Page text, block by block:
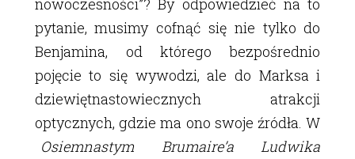
nowoczesności”? By odpowiedzieć na to
pytanie, musimy cofnąć się nie tylko do
Benjamina, od którego bezpośrednio
pojęcie to się wywodzi, ale do Marksa i
dziewiętnastowiecznych atrakcji
optycznych, gdzie ma ono swoje źródła. W
Osiemnastym Brumaire’a Ludwika